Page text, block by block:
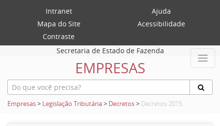
Intranet
Ajuda
Mapa do Site
Acessibilidade
Contraste
Secretaria de Estado de Fazenda
EMPRESAS
Empresas> Legislação Tributária> Decretos> Decretos 2015